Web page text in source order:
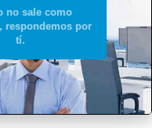
no sale como
respondemos por
tí.